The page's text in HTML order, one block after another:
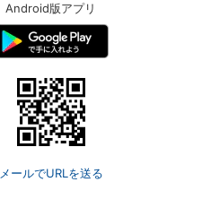
Android版アプリ
メールでURLを送る